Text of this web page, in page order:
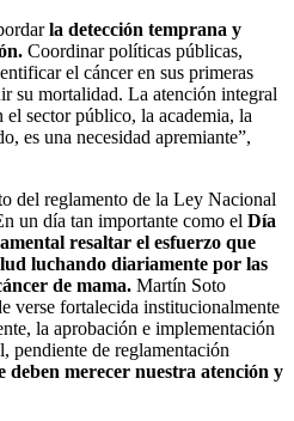
la detección temprana y
Coordinar políticas públicas,
el cáncer en sus primeras
su mortalidad. La atención integral
sector público, la academia, la
es una necesidad apremiante”,
del reglamento de la Ley Nacional
un día tan importante como el Día
resaltar el esfuerzo que
luchando diariamente por las
de mama. Martín Soto
verse fortalecida institucionalmente
la aprobación e implementación
pendiente de reglamentación
deben merecer nuestra atención y